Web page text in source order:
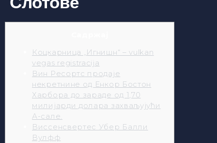
Коцкарница „Игнишн“ – vulkan
vegas registracija
Вин Ресортс продаје
некретнине од Енкор Бостон
Харбора до зараде од 1,70
милијарди долара захваљујући
А-сале.
Виссенсвертес Убер Балли
Вулфф